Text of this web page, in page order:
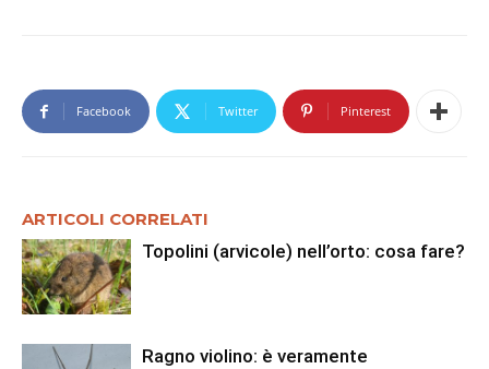
Facebook Twitter Pinterest
ARTICOLI CORRELATI
Topolini (arvicole) nell’orto: cosa fare?
Ragno violino: è veramente